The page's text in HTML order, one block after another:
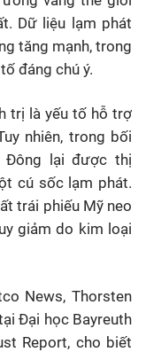
Dữ liệu lạm phát
tăng mạnh, trong
đáng chú ý.
trị là yếu tố hỗ trợ
nhiên, trong bối
Đông lại được thị
cú sốc lạm phát.
trái phiếu Mỹ neo
giảm do kim loại
News, Thorsten
Đại học Bayreuth
Report, cho biết